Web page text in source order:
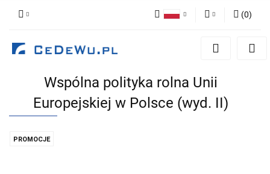
Zaloguj się
Dodaj zgłoszenie
Zgody cookies
(0)
Wspólna polityka rolna Unii
Europejskiej w Polsce (wyd. II)
PROMOCJE